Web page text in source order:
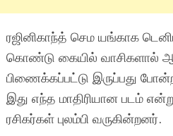
ரஜினிகாந்த் செம யங்காக
கொண்டு கையில் வாசிகளால்
பிணைக்கப்பட்டு இருப்பது
இது எந்த மாதிரியான படம்
ரசிகர்கள் புலம்பி வருகின்றனர்.